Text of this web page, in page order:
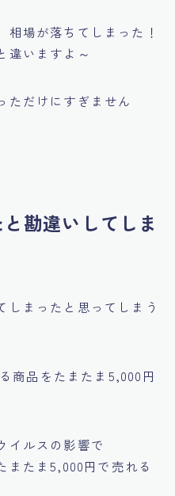
相場が落ちてしまった！
違いますよ～
ただけにすぎません
勘違いしてしま
しまったと思ってしまう
商品を たまたま5,000円
イルスの影響で
またま5,000円で売れる